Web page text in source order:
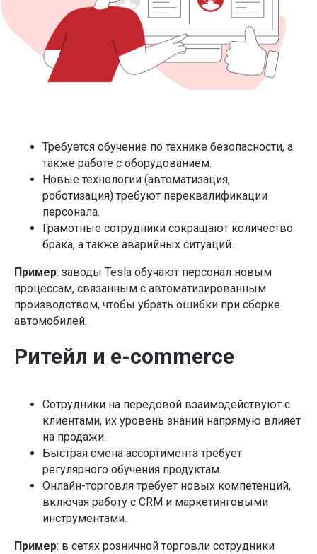
Требуется обучение по технике безопасности, а
также работе с оборудованием.
Новые технологии (автоматизация,
роботизация) требуют переквалификации
персонала.
Грамотные сотрудники сокращают количество
брака, а также аварийных ситуаций.
Пример: заводы Tesla обучают персонал новым
процессам, связанным с автоматизированным
производством, чтобы убрать ошибки при сборке
автомобилей.
Ритейл и e-commerce
Сотрудники на передовой взаимодействуют с
клиентами, их уровень знаний напрямую влияет
на продажи.
Быстрая смена ассортимента требует
регулярного обучения продуктам.
Онлайн-торговля требует новых компетенций,
включая работу с CRM и маркетинговыми
инструментами.
Пример: в сетях розничной торговли сотрудники
Телеграм-канал Product Lab